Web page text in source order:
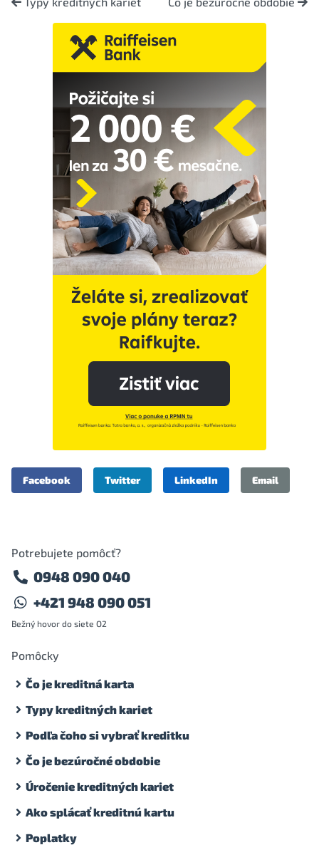
Facebook Twitter LinkedIn Email
Potrebujete pomôcť?
0948 090 040
+421 948 090 051
Bežný hovor do siete O2
Pomôcky
Čo je kreditná karta
Typy kreditných kariet
Podľa čoho si vybrať kreditku
Čo je bezúročné obdobie
Úročenie kreditných kariet
Ako splácať kreditnú kartu
Poplatky